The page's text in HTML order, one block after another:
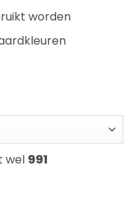
worden
wel 991